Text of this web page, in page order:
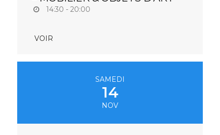
14:30 - 20:00
VOIR
SAMEDI
14
NOV